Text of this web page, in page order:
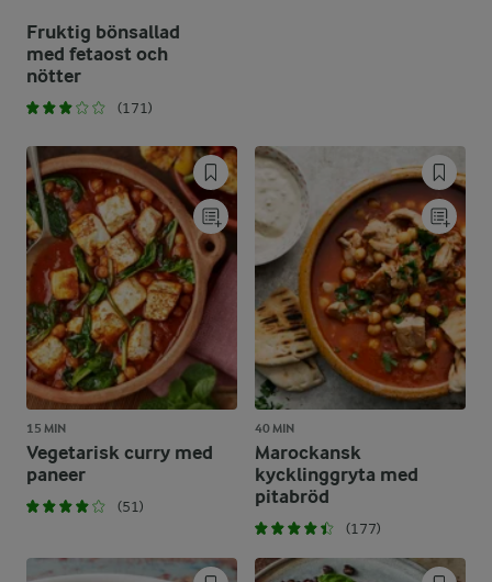
Fruktig bönsallad
med fetaost och
nötter
(171)
15 MIN
Vegetarisk curry med
paneer
(51)
40 MIN
Marockansk
kycklinggryta med
pitabröd
(177)